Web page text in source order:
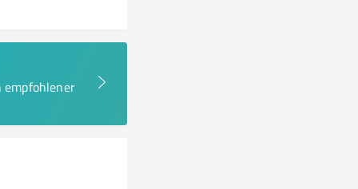
empfohlener